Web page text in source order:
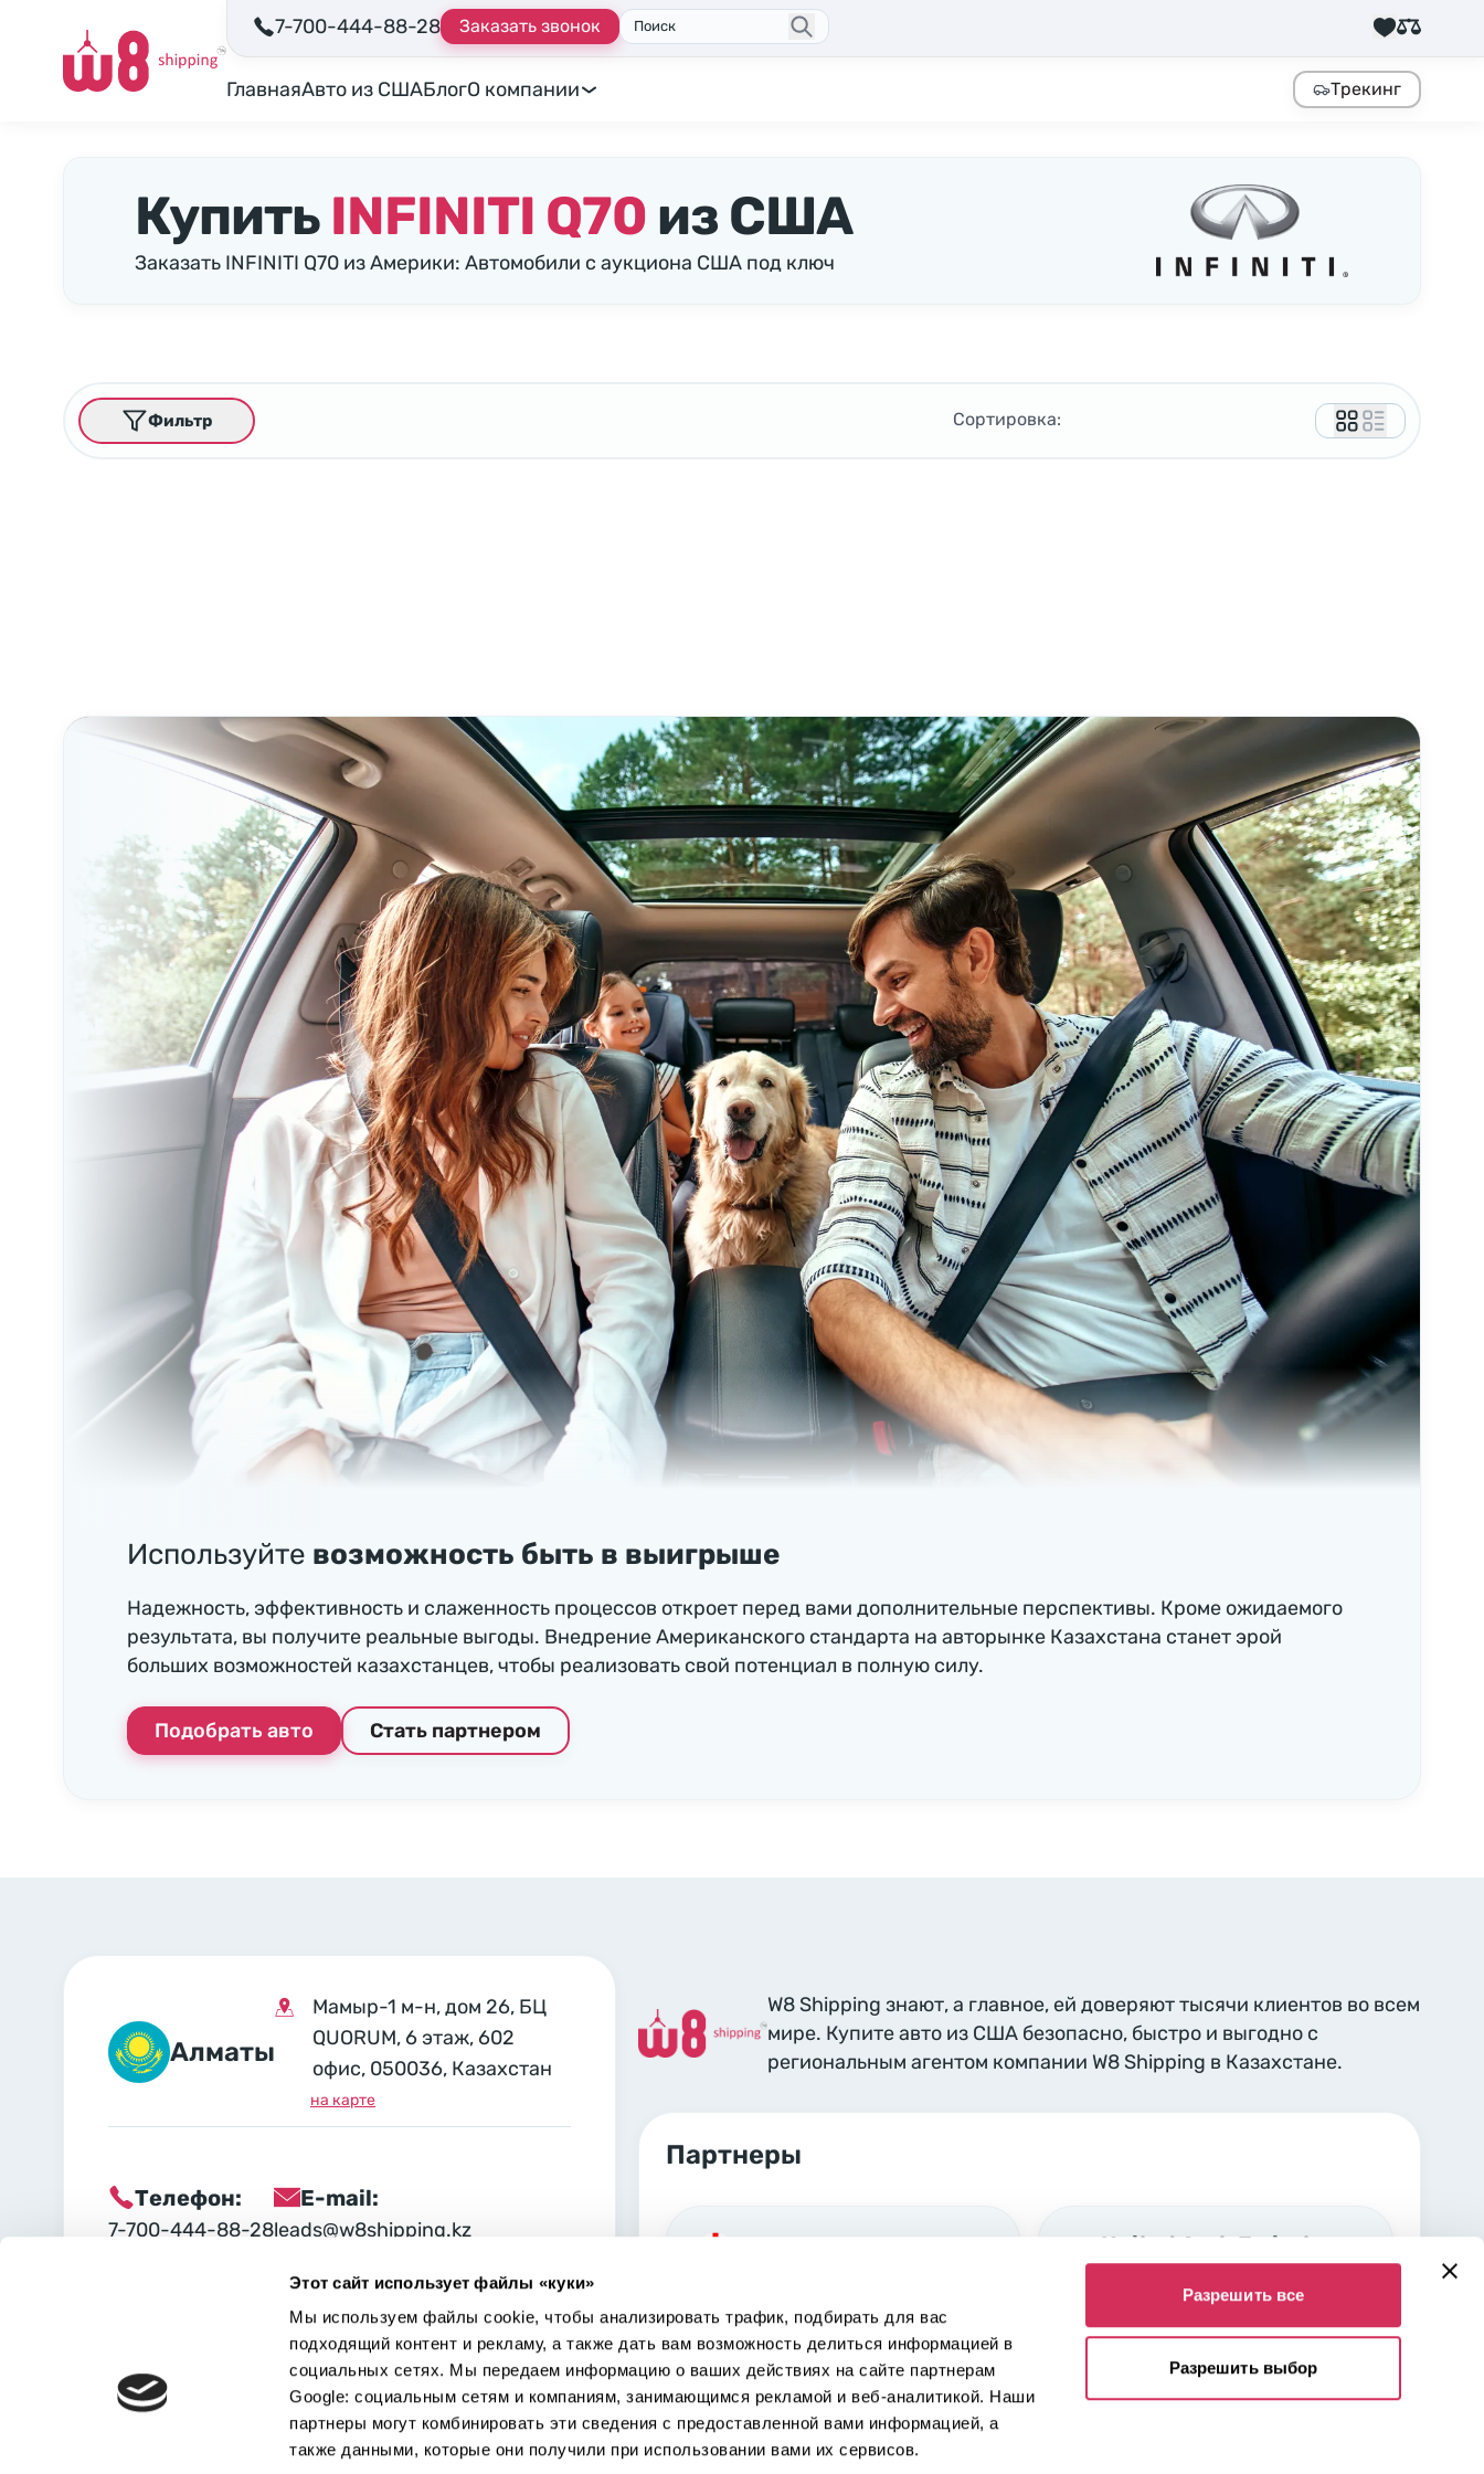
Этот сайт использует файлы «куки»
Мы используем файлы cookie, чтобы анализировать трафик, подбирать для вас
подходящий контент и рекламу, а также дать вам возможность делиться информацией в
социальных сетях. Мы передаем информацию о ваших действиях на сайте партнерам
Google: социальным сетям и компаниям, занимающимся рекламой и веб-аналитикой. Наши
партнеры могут комбинировать эти сведения с предоставленной вами информацией, а
также данными, которые они получили при использовании вами их сервисов.
Разрешить все
Разрешить выбор
7-700-444-88-28 Заказать звонок Поиск
ГлавнаяАвто из СШАБлогО компании Трекинг
Купить INFINITI Q70 из США
Заказать INFINITI Q70 из Америки: Автомобили с аукциона США под ключ
Сортировка:
Фильтр
Используйте возможность быть в выигрыше
Надежность, эффективность и слаженность процессов откроет перед вами дополнительные перспективы. Кроме ожидаемого
результата, вы получите реальные выгоды. Внедрение Американского стандарта на авторынке Казахстана станет эрой
больших возможностей казахстанцев, чтобы реализовать свой потенциал в полную силу.
Подобрать авто Стать партнером
Алматы
Мамыр-1 м-н, дом 26, БЦ
QUORUM, 6 этаж, 602
офис, 050036, Казахстан
на карте
Телефон:
7-700-444-88-28
E-mail:
leads@w8shipping.kz
Социальные сети:
W8 Shipping знают, а главное, ей доверяют тысячи клиентов во всем
мире. Купите авто из США безопасно, быстро и выгодно с
региональным агентом компании W8 Shipping в Казахстане.
Партнеры
United Arab Emirates,
Industrial area Nr. 5 Sharjah,
00000
USA, Los Angeles